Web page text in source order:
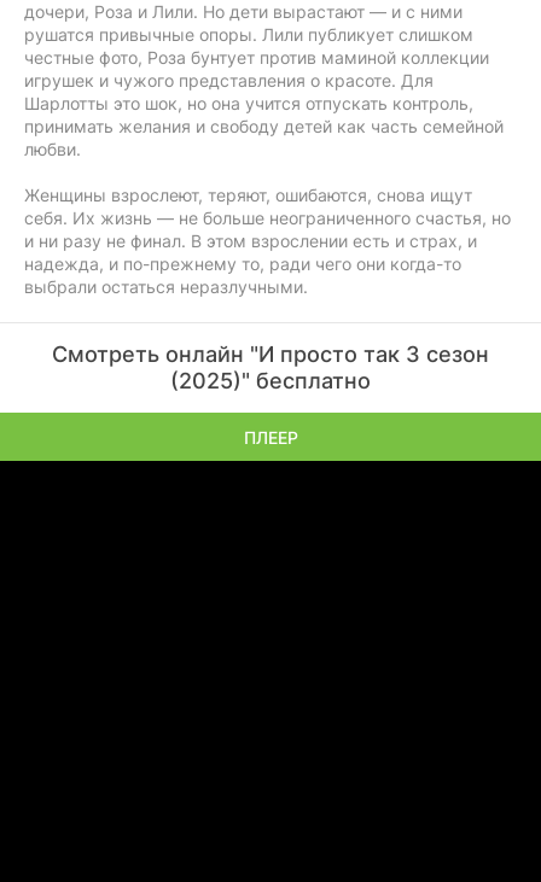
дочери, Роза и Лили. Но дети вырастают — и с ними
рушатся привычные опоры. Лили публикует слишком
честные фото, Роза бунтует против маминой коллекции
игрушек и чужого представления о красоте. Для
Шарлотты это шок, но она учится отпускать контроль,
принимать желания и свободу детей как часть семейной
любви.
Женщины взрослеют, теряют, ошибаются, снова ищут
себя. Их жизнь — не больше неограниченного счастья, но
и ни разу не финал. В этом взрослении есть и страх, и
надежда, и по-прежнему то, ради чего они когда-то
выбрали остаться неразлучными.
Смотреть онлайн "И просто так 3 сезон
(2025)" бесплатно
ПЛЕЕР